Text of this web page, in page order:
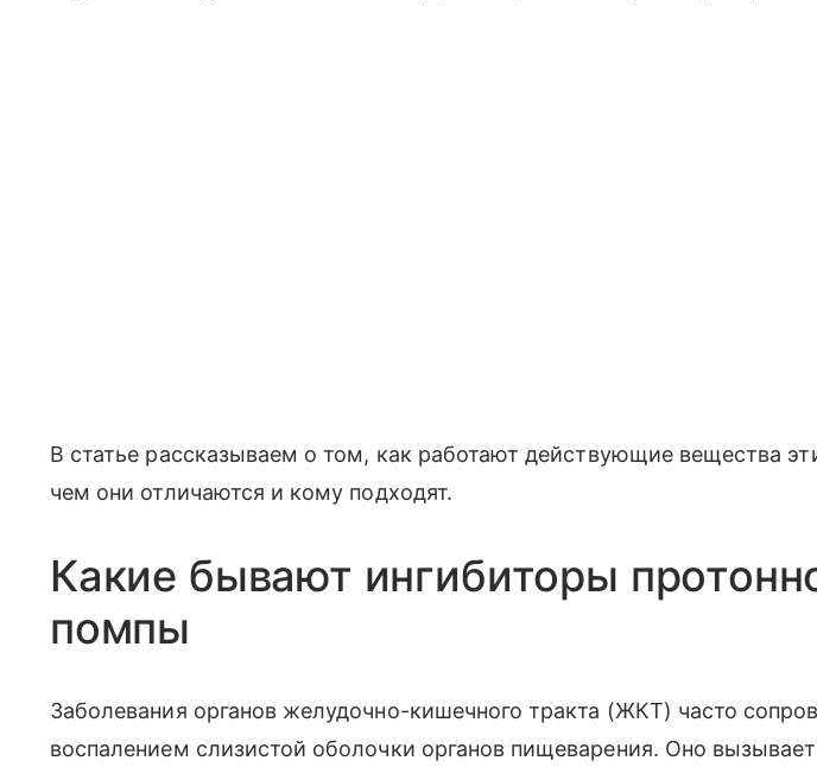
В статье рассказываем о том, как работают действующие вещества
чем они отличаются и кому подходят.
Какие бывают ингибиторы
помпы
Заболевания органов желудочно-кишечного тракта (ЖКТ) часто
воспалением слизистой оболочки органов пищеварения. Оно